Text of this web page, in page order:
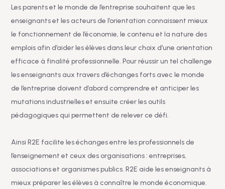
Les parents et le monde de l’entreprise souhaitent que les
enseignants et les acteurs de l’orientation connaissent mieux
le fonctionnement de l’économie, le contenu et la nature des
emplois afin d’aider les élèves dans leur choix d’une orientation
efficace à finalité professionnelle. Pour réussir un tel challenge
les enseignants aux travers d’échanges forts avec le monde
de l’entreprise doivent d’abord comprendre et anticiper les
mutations industrielles et ensuite créer les outils
pédagogiques qui permettent de relever ce défi.
Ainsi R2E facilite les échanges entre les professionnels de
l’enseignement et ceux des organisations : entreprises,
associations et organismes publics. R2E aide les enseignants à
mieux préparer les élèves à connaître le monde économique.